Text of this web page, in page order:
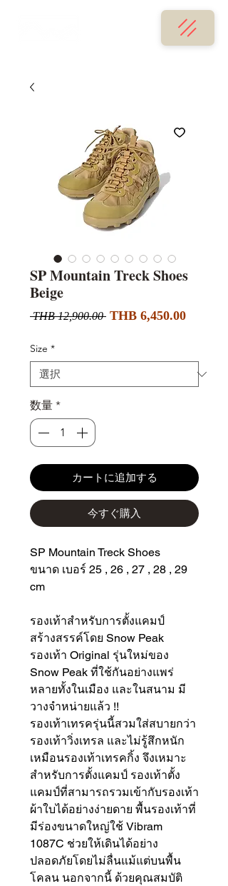
SP Mountain Treck Shoes
Beige
THB 12,900.00 通
格
THB 6,450.00セ
価
格
Size *
数量 *
カートに追加する
今すぐ購入
SP Mountain Treck Shoes
ขนาด เบอร์ 25 , 26 , 27 , 28 , 29
cm
รองเท้าสำหรับการตั้งแคมป์
สร้างสรรค์โดย Snow Peak
รองเท้า Original รุ่นใหม่ของ
Snow Peak ที่ใช้กันอย่างแพร่
หลายทั้งในเมือง และในสนาม มี
วางจำหน่ายแล้ว !!
รองเท้าเทรครุ่นนี้สวมใส่สบายกว่า
รองเท้าวิ่งเทรล และไม่รู้สึกหนัก
เหมือนรองเท้าเทรคกิ้ง จึงเหมาะ
สำหรับการตั้งแคมป์ รองเท้าตั้ง
แคมป์ที่สามารถรวมเข้ากับรองเท้า
ผ้าใบได้อย่างง่ายดาย พื้นรองเท้าที่
มีร่องขนาดใหญ่ใช้ Vibram
1087C ช่วยให้เดินได้อย่าง
ปลอดภัยโดยไม่ลื่นแม้แต่บนพื้น
โคลน นอกจากนี้ ด้วยคุณสมบัติ